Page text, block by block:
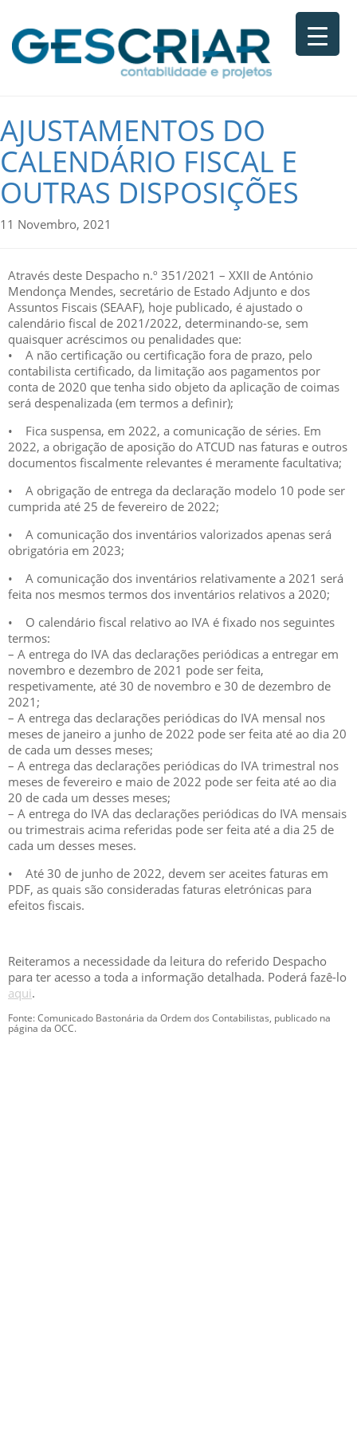
AJUSTAMENTOS DO
CALENDÁRIO FISCAL E
OUTRAS DISPOSIÇÕES
11 Novembro, 2021
Através deste Despacho n.º 351/2021 – XXII de António
Mendonça Mendes, secretário de Estado Adjunto e dos
Assuntos Fiscais (SEAAF), hoje publicado, é ajustado o
calendário fiscal de 2021/2022, determinando-se, sem
quaisquer acréscimos ou penalidades que:
• A não certificação ou certificação fora de prazo, pelo
contabilista certificado, da limitação aos pagamentos por
conta de 2020 que tenha sido objeto da aplicação de coimas
será despenalizada (em termos a definir);
• Fica suspensa, em 2022, a comunicação de séries. Em
2022, a obrigação de aposição do ATCUD nas faturas e outros
documentos fiscalmente relevantes é meramente facultativa;
• A obrigação de entrega da declaração modelo 10 pode ser
cumprida até 25 de fevereiro de 2022;
• A comunicação dos inventários valorizados apenas será
obrigatória em 2023;
• A comunicação dos inventários relativamente a 2021 será
feita nos mesmos termos dos inventários relativos a 2020;
• O calendário fiscal relativo ao IVA é fixado nos seguintes
termos:
– A entrega do IVA das declarações periódicas a entregar em
novembro e dezembro de 2021 pode ser feita,
respetivamente, até 30 de novembro e 30 de dezembro de
2021;
– A entrega das declarações periódicas do IVA mensal nos
meses de janeiro a junho de 2022 pode ser feita até ao dia 20
de cada um desses meses;
– A entrega das declarações periódicas do IVA trimestral nos
meses de fevereiro e maio de 2022 pode ser feita até ao dia
20 de cada um desses meses;
– A entrega do IVA das declarações periódicas do IVA mensais
ou trimestrais acima referidas pode ser feita até a dia 25 de
cada um desses meses.
• Até 30 de junho de 2022, devem ser aceites faturas em
PDF, as quais são consideradas faturas eletrónicas para
efeitos fiscais.
Reiteramos a necessidade da leitura do referido Despacho
para ter acesso a toda a informação detalhada. Poderá fazê-lo
aqui.
Fonte: Comunicado Bastonária da Ordem dos Contabilistas, publicado na
página da OCC.